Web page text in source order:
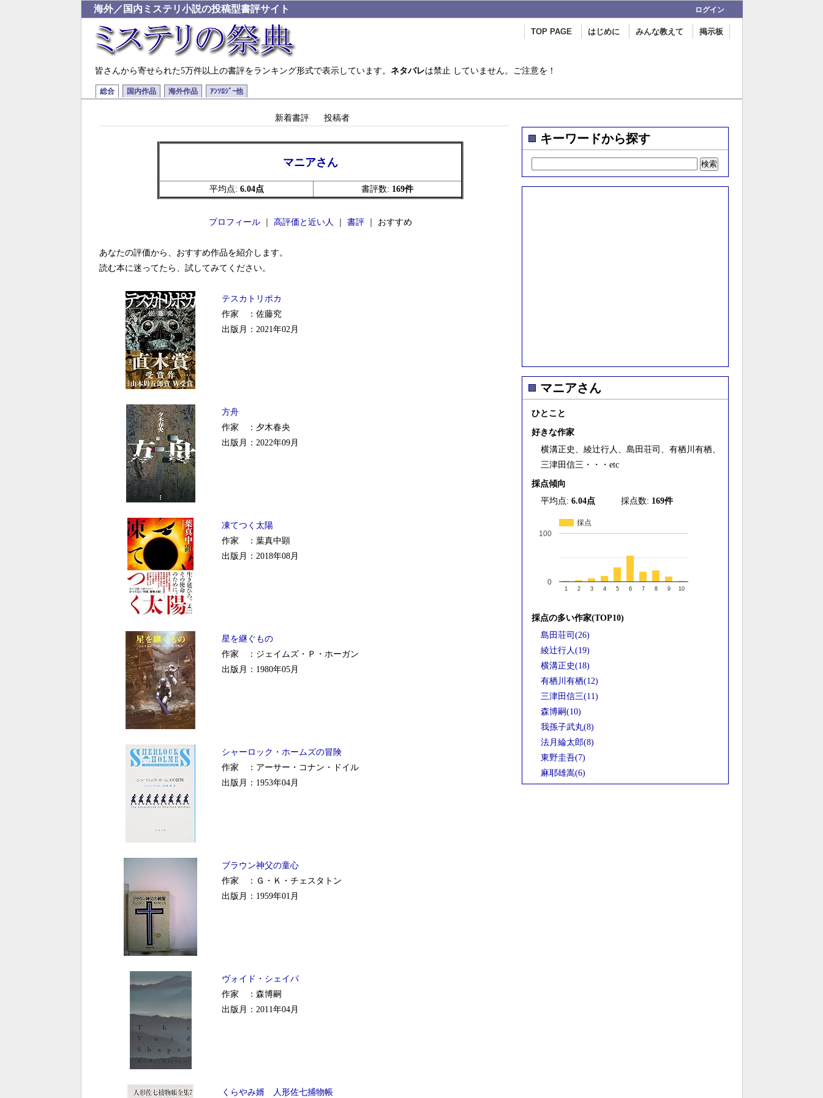
海外／国内ミステリ小説の投稿型書評サイト ログイン
掲示板
みんな教えて
はじめに
TOP PAGE
皆さんから寄せられた5万件以上の書評をランキング形式で表示しています。 ネタバレは禁止 していません。ご注意を！
総合 国内作品 海外作品 ｱﾝｿﾛｼﾞｰ他
新着書評 投稿者
マニアさん
平均点: 6.04点 書評数: 169件
プロフィール 高評価と近い人 書評 ｜ おすすめ
あなたの評価から、おすすめ作品を紹介します。
読む本に迷ってたら、試してみてください。
テスカトリポカ
作家 ：佐藤究
出版月：2021年02月
方舟
作家 ：夕木春央
出版月：2022年09月
凍てつく太陽
作家 ：葉真中顕
出版月：2018年08月
星を継ぐもの
作家 ：ジェイムズ・Ｐ・ホーガン
出版月：1980年05月
シャーロック・ホームズの冒険
作家 ：アーサー・コナン・ドイル
出版月：1953年04月
ブラウン神父の童心
作家 ：Ｇ・Ｋ・チェスタトン
出版月：1959年01月
ヴォイド・シェイパ
作家 ：森博嗣
出版月：2011年04月
くらやみ婿 人形佐七捕物帳
キーワードから探す
マニアさん
ひとこと
好きな作家
横溝正史、綾辻行人、島田荘司、有栖川有栖、
三津田信三・・・etc
採点傾向
平均点: 6.04点 採点数: 169件
採点
1 2 3 4 5 6 7 8 9 10
0
100
採点の多い作家(TOP10)
島田荘司(26)
綾辻行人(19)
横溝正史(18)
有栖川有栖(12)
三津田信三(11)
森博嗣(10)
我孫子武丸(8)
法月綸太郎(8)
東野圭吾(7)
麻耶雄嵩(6)